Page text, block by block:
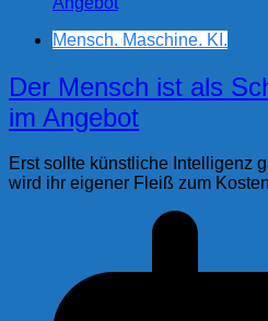
Mensch. Maschine. KI.
Der Mensch ist als
im Angebot
Erst sollte künstliche Intelligenz
wird ihr eigener Fleiß zum